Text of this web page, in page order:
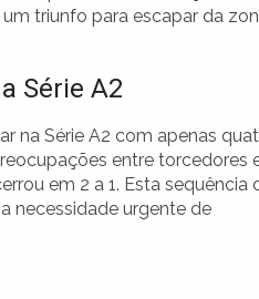
triunfo para escapar da
Série A2
na Série A2 com apenas
entre torcedores
em 2 a 1. Esta sequência
necessidade urgente de